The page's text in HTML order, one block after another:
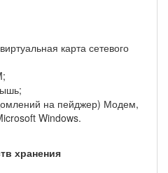
карта сетевого
на пейджер) Модем,
Windows.
хранения